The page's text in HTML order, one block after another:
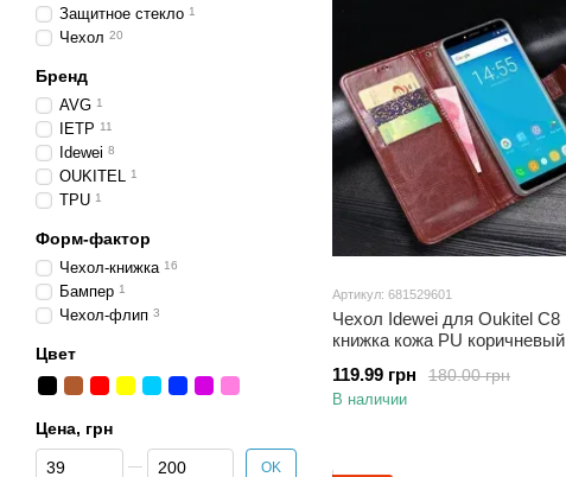
Артикул: 681529601
Чехол Idewei для Oukitel C8
книжка кожа PU коричневый
180.00 грн
119.99 грн
В наличии
Защитное стекло 1
Чехол 20
Бренд
AVG 1
IETP 11
Idewei 8
OUKITEL 1
TPU 1
Форм-фактор
Чехол-книжка 16
Бампер 1
Чехол-флип 3
Цвет
Цена, грн
От Цена, грн
До Цена, грн OK